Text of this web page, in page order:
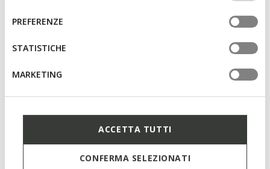
informazioni o per modificare in qualsiasi momento le
tue impostazioni, visita la nostra
consenso
PREFERENZE
STATISTICHE
MARKETING
ACCETTA TUTTI
CONFERMA SELEZIONATI
Matériaux
Technologies
Vous pourriez aussi aimer